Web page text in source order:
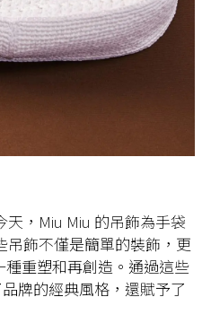
，Miu Miu 的吊飾為手袋
飾不僅是簡單的裝飾，更
重塑和再創造。通過這些
牌的經典風格，還賦予了